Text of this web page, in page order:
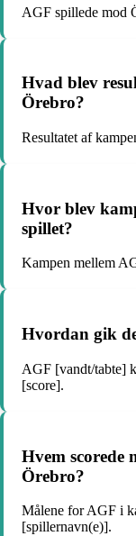
AGF spillede mod
Hvad blev
Örebro?
Resultatet af
Hvor blev
spillet?
Kampen mellem
Hvordan gik
AGF [vandt/tabte]
[score].
Hvem scorede
Örebro?
Målene for AGF i
[spillernavn(e)].